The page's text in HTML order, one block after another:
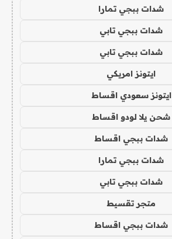
شدات ببجي تمارا
شدات ببجي تابي
شدات ببجي تابي
ايتونز امريكي
ايتونز سعودي اقساط
شحن يلا لودو اقساط
شدات ببجي اقساط
شدات ببجي تمارا
شدات ببجي تابي
متجر تقسيط
شدات ببجي اقساط